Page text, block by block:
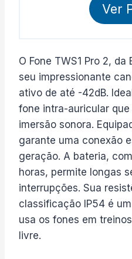
Ver
O Fone TWS1 Pro 2,
seu impressionante
ativo de até -42dB.
fone intra-auricular
imersão sonora.
garante uma conexão
geração. A bateria,
horas, permite longas
interrupções. Sua
classificação IP54 é
usa os fones em
livre.